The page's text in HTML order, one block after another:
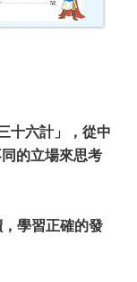
十六計」，從中
的立場來思考
學習正確的發